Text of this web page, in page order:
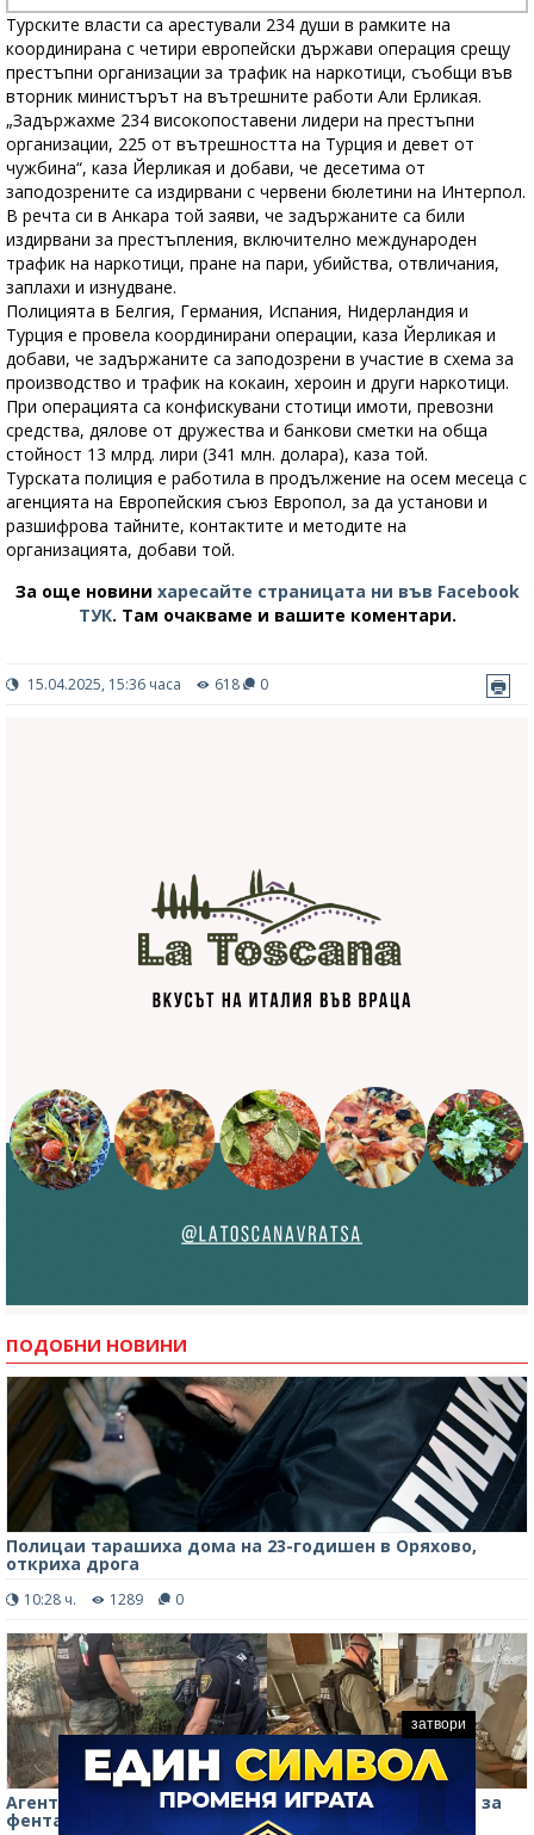
Турските власти са арестували 234 души в рамките на
координирана с четири европейски държави операция срещу
престъпни организации за трафик на наркотици, съобщи във
вторник министърът на вътрешните работи Али Ерликая.
„Задържахме 234 високопоставени лидери на престъпни
организации, 225 от вътрешността на Турция и девет от
чужбина“, каза Йерликая и добави, че десетима от
заподозрените са издирвани с червени бюлетини на Интерпол.
В речта си в Анкара той заяви, че задържаните са били
издирвани за престъпления, включително международен
трафик на наркотици, пране на пари, убийства, отвличания,
заплахи и изнудване.
Полицията в Белгия, Германия, Испания, Нидерландия и
Турция е провела координирани операции, каза Йерликая и
добави, че задържаните са заподозрени в участие в схема за
производство и трафик на кокаин, хероин и други наркотици.
При операцията са конфискувани стотици имоти, превозни
средства, дялове от дружества и банкови сметки на обща
стойност 13 млрд. лири (341 млн. долара), каза той.
Турската полиция е работила в продължение на осем месеца с
агенцията на Европейския съюз Европол, за да установи и
разшифрова тайните, контактите и методите на
организацията, добави той.
За още новини харесайте страницата ни във Facebook
ТУК. Там очакваме и вашите коментари.
15.04.2025, 15:36 часа 618 0
ПОДОБНИ НОВИНИ
Полицаи тарашиха дома на 23-годишен в Оряхово,
откриха дрога
10:28 ч. 1289 0
Агенти под прикритие са разкрили лабораторията за
фентанил във "Факултета"
затвори